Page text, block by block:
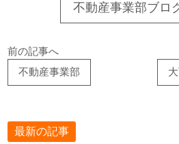
不動産事業部ブロ
前の記事へ
不動産事業部
最新の記事